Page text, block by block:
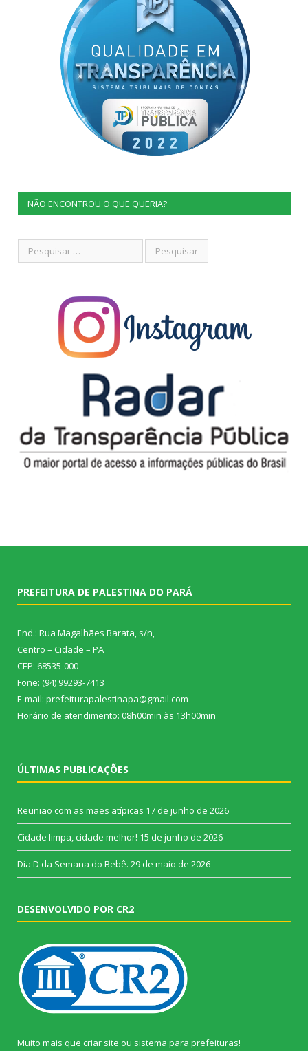
NÃO ENCONTROU O QUE QUERIA?
PREFEITURA DE PALESTINA DO PARÁ
End.: Rua Magalhães Barata, s/n,
Centro – Cidade – PA
CEP: 68535-000
Fone: (94) 99293-7413
E-mail: prefeiturapalestinapa@gmail.com
Horário de atendimento: 08h00min às 13h00min
ÚLTIMAS PUBLICAÇÕES
Reunião com as mães atípicas 17 de junho de 2026
Cidade limpa, cidade melhor! 15 de junho de 2026
Dia D da Semana do Bebê. 29 de maio de 2026
DESENVOLVIDO POR CR2
Muito mais que criar site ou sistema para prefeituras!